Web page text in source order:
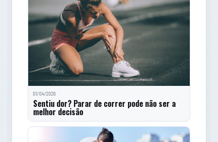
01/04/2026
Sentiu dor? Parar de correr pode não ser a
melhor decisão